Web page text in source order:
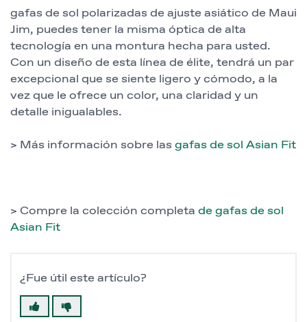
gafas de sol polarizadas de ajuste asiático de Maui
Jim, puedes tener la misma óptica de alta
tecnología en una montura hecha para usted.
Con un diseño de esta línea de élite, tendrá un par
excepcional que se siente ligero y cómodo, a la
vez que le ofrece un color, una claridad y un
detalle inigualables.
> Más información sobre las gafas de sol Asian Fit
> Compre la colección completa de gafas de sol
Asian Fit
¿Fue útil este artículo?